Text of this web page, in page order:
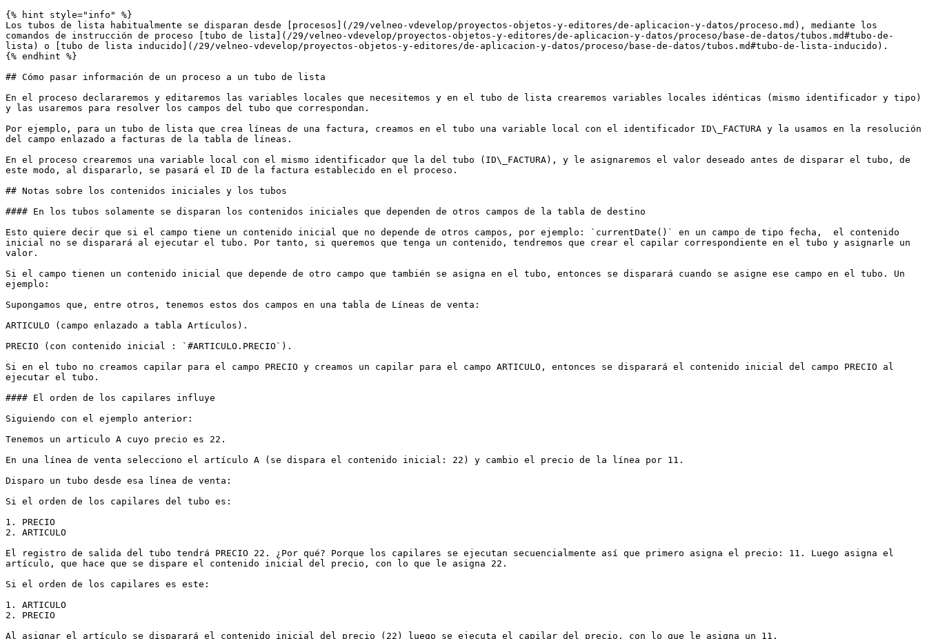
{% hint style="info" %}
Los tubos de lista habitualmente se disparan desde [procesos](/29/velneo-vdevelop/proyectos-objetos-y-editores/de-aplicacion-y-datos/proceso.md), mediante los
comandos de instrucción de proceso [tubo de lista](/29/velneo-vdevelop/proyectos-objetos-y-editores/de-aplicacion-y-datos/proceso/base-de-datos/tubos.md#tubo-de-
lista) o [tubo de lista inducido](/29/velneo-vdevelop/proyectos-objetos-y-editores/de-aplicacion-y-datos/proceso/base-de-datos/tubos.md#tubo-de-lista-inducido).
{% endhint %}
## Cómo pasar información de un proceso a un tubo de lista
En el proceso declararemos y editaremos las variables locales que necesitemos y en el tubo de lista crearemos variables locales idénticas (mismo identificador y tipo)
y las usaremos para resolver los campos del tubo que correspondan.
Por ejemplo, para un tubo de lista que crea líneas de una factura, creamos en el tubo una variable local con el identificador ID\_FACTURA y la usamos en la resolución
del campo enlazado a facturas de la tabla de líneas.
En el proceso crearemos una variable local con el mismo identificador que la del tubo (ID\_FACTURA), y le asignaremos el valor deseado antes de disparar el tubo, de
este modo, al dispararlo, se pasará el ID de la factura establecido en el proceso.
## Notas sobre los contenidos iniciales y los tubos
#### En los tubos solamente se disparan los contenidos iniciales que dependen de otros campos de la tabla de destino
Esto quiere decir que si el campo tiene un contenido inicial que no depende de otros campos, por ejemplo: `currentDate()` en un campo de tipo fecha,  el contenido
inicial no se disparará al ejecutar el tubo. Por tanto, si queremos que tenga un contenido, tendremos que crear el capilar correspondiente en el tubo y asignarle un
valor.
Si el campo tienen un contenido inicial que depende de otro campo que también se asigna en el tubo, entonces se disparará cuando se asigne ese campo en el tubo. Un
ejemplo:
Supongamos que, entre otros, tenemos estos dos campos en una tabla de Líneas de venta:
ARTICULO (campo enlazado a tabla Artículos).
PRECIO (con contenido inicial : `#ARTICULO.PRECIO`).
Si en el tubo no creamos capilar para el campo PRECIO y creamos un capilar para el campo ARTICULO, entonces se disparará el contenido inicial del campo PRECIO al
ejecutar el tubo.
#### El orden de los capilares influye
Siguiendo con el ejemplo anterior:
Tenemos un articulo A cuyo precio es 22.
En una línea de venta selecciono el artículo A (se dispara el contenido inicial: 22) y cambio el precio de la línea por 11.
Disparo un tubo desde esa línea de venta:
Si el orden de los capilares del tubo es:
1. PRECIO
2. ARTICULO
El registro de salida del tubo tendrá PRECIO 22. ¿Por qué? Porque los capilares se ejecutan secuencialmente así que primero asigna el precio: 11. Luego asigna el
artículo, que hace que se dispare el contenido inicial del precio, con lo que le asigna 22.
Si el orden de los capilares es este:
1. ARTICULO
2. PRECIO